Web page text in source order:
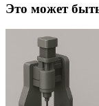
Это может